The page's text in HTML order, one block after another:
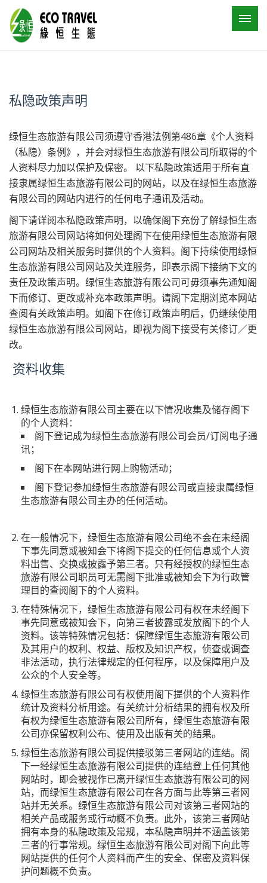
私隐政策声明
绿恒生态旅游有限公司须遵守香港法例第486章《个人资料
（私隐）条例》，并会对绿恒生态旅游有限公司所取得的个
人资料尽力加以保护及保密。 以下私隐政策适用于所有直
接隶属绿恒生态旅游有限公司的网站，以及在绿恒生态旅游
有限公司的网站内进行的任何电子通讯及活动。
阁下请详阅本私隐政策声明，以确保阁下充份了解绿恒生态
旅游有限公司网站将如何处理阁下在使用绿恒生态旅游有限
公司网站及相关服务时提供的个人资料。阁下持续使用绿恒
生态旅游有限公司网站及关连服务，即表示阁下接纳下文的
责任及政策声明。绿恒生态旅游有限公司可毋须事先通知阁
下而修订、更改或补充本政策声明。请阁下定期浏览本网站
查阅有关政策声明。如阁下在修订政策声明后，仍继续使用
绿恒生态旅游有限公司网站，即视为阁下接受有关修订／更
改。
资料收集
绿恒生态旅游有限公司主要在以下情况收集及储存阁下
的个人资料：
阁下登记成为绿恒生态旅游有限公司会员/订阅电子通
讯；
阁下在本网站进行网上购物活动；
阁下登记参加绿恒生态旅游有限公司或直接隶属绿恒
生态旅游有限公司主办的任何活动。
在一般情况下，绿恒生态旅游有限公司绝不会在未经阁
下事先同意或被知会下将阁下提交的任何信息或个人资
料出售、交换或披露予第三者。只有经授权的绿恒生态
旅游有限公司职员可无需阁下批准或被知会下为行政管
理目的查阅阁下的个人资料。
在特殊情况下，绿恒生态旅游有限公司有权在未经阁下
事先同意或被知会下，向第三者披露或发放阁下的个人
资料。该等特殊情况包括：保障绿恒生态旅游有限公司
及其用户的权利、权益、版权及知识产权，侦查或调查
非法活动，执行法律规定的任何程序，以及保障用户及
公众的个人安全等。
绿恒生态旅游有限公司有权使用阁下提供的个人资料作
统计及资料分析用途。有关统计分析结果的拥有权及所
有权为绿恒生态旅游有限公司所有，绿恒生态旅游有限
公司亦保留权利公布、使用及出版有关的结果。
绿恒生态旅游有限公司提供接驳第三者网站的连结。阁
下一经绿恒生态旅游有限公司提供的连结登上任何其他
网站时，即会被视作已离开绿恒生态旅游有限公司的网
站，而绿恒生态旅游有限公司在各方面与此等第三者网
站并无关系。绿恒生态旅游有限公司对该第三者网站的
相关产品或服务或行动概不负责。此外，该第三者网站
拥有本身的私隐政策及常规，本私隐声明并不涵盖该第
三者的行事常规。绿恒生态旅游有限公司对阁下向此等
网站提供的任何个人资料而产生的安全、保密及资料保
护问题概不负责。